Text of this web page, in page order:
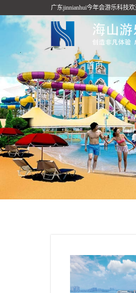
广东jinnianhui今年会游乐科技
首页